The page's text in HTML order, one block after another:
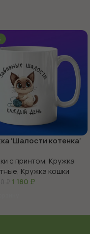
‘Шалости котенка’
с принтом, Кружка
, Кружка кошки
₽ 1 180 ₽